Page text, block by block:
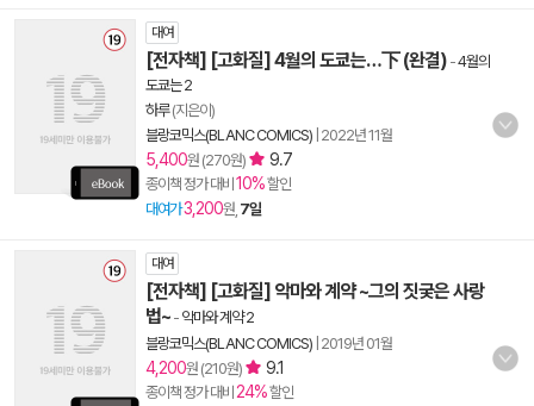
대여
[전자책] [고화질] 4월의 도쿄는…下 (완결) -4월의
도쿄는 2
하루(지은이)
블랑코믹스(BLANC COMICS) 2022년 11월
5,400원 (270원) 9.7
종이책 정가 대비 10%할인
대여가3,200원, 7일
대여
[전자책] [고화질] 악마와 계약 ~그의 짓궂은 사랑
법~ - 악마와 계약 2
블랑코믹스(BLANC COMICS) 2019년 01월
4,200원 (210원) 9.1
종이책 정가 대비 24%할인